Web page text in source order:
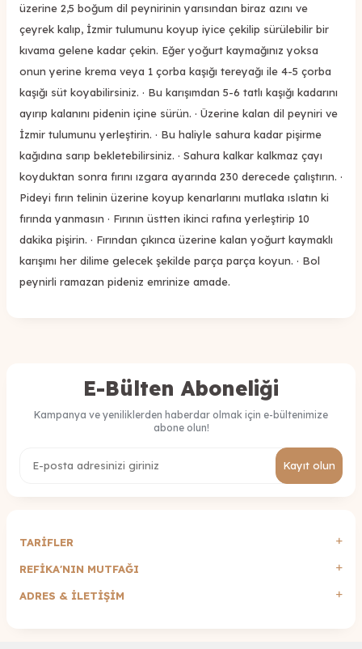
üzerine 2,5 boğum dil peynirinin yarısından biraz azını ve
çeyrek kalıp, İzmir tulumunu koyup iyice çekilip sürülebilir bir
kıvama gelene kadar çekin. Eğer yoğurt kaymağınız yoksa
onun yerine krema veya 1 çorba kaşığı tereyağı ile 4-5 çorba
kaşığı süt koyabilirsiniz. · Bu karışımdan 5-6 tatlı kaşığı kadarını
ayırıp kalanını pidenin içine sürün. · Üzerine kalan dil peyniri ve
İzmir tulumunu yerleştirin. · Bu haliyle sahura kadar pişirme
kağıdına sarıp bekletebilirsiniz. · Sahura kalkar kalkmaz çayı
koyduktan sonra fırını ızgara ayarında 230 derecede çalıştırın. ·
Pideyi fırın telinin üzerine koyup kenarlarını mutlaka ıslatın ki
fırında yanmasın · Fırının üstten ikinci rafına yerleştirip 10
dakika pişirin. · Fırından çıkınca üzerine kalan yoğurt kaymaklı
karışımı her dilime gelecek şekilde parça parça koyun. · Bol
peynirli ramazan pideniz emrinize amade.
E-Bülten Aboneliği
Kampanya ve yeniliklerden haberdar olmak için e-bültenimize
abone olun!
Kayıt olun
TARİFLER
REFİKA'NIN MUTFAĞI
ADRES & İLETIŞIM